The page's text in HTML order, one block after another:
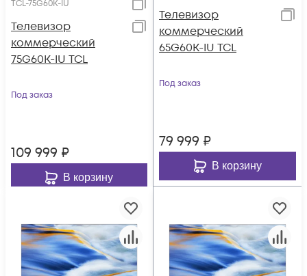
TCL-75G60K-IU
Телевизор
коммерческий
75G60K-IU TCL
Под заказ
109 999 ₽
В корзину
Телевизор
коммерческий
65G60K-IU TCL
Под заказ
79 999 ₽
В корзину